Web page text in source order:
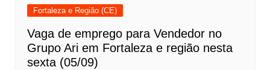
Fortaleza e Região (CE)
Vaga de emprego para Vendedor no
Grupo Ari em Fortaleza e região nesta
sexta (05/09)